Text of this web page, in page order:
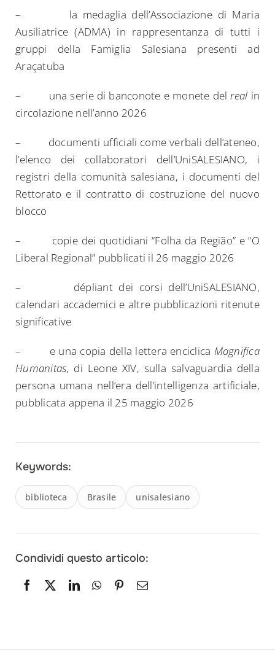
– la medaglia dell’Associazione di Maria
Ausiliatrice (ADMA) in rappresentanza di tutti i
gruppi della Famiglia Salesiana presenti ad
Araçatuba
– una serie di banconote e monete delreal in
circolazione nell’anno 2026
– documenti ufficiali come verbali dell’ateneo,
l’elenco dei collaboratori dell’UniSALESIANO, i
registri della comunità salesiana, i documenti del
Rettorato e il contratto di costruzione del nuovo
blocco
– copie dei quotidiani “Folha da Região” e “O
Liberal Regional” pubblicati il 26 maggio 2026
– dépliant dei corsi dell’UniSALESIANO,
calendari accademici e altre pubblicazioni ritenute
significative
– e una copia della lettera enciclica Magnifica
Humanitas, di Leone XIV, sulla salvaguardia della
persona umana nell’era dell’intelligenza artificiale,
pubblicata appena il 25 maggio 2026
Keywords:
biblioteca Brasile unisalesiano
Condividi questo articolo: